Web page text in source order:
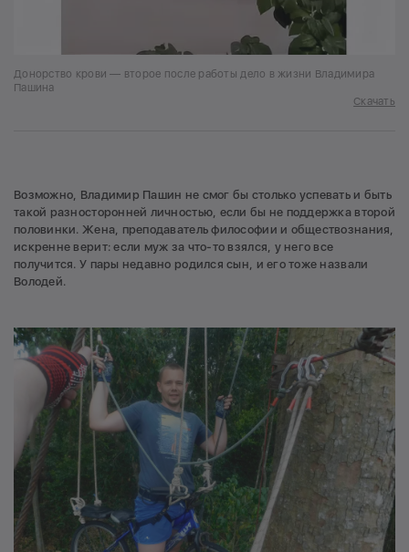
Донорство крови — второе после работы дело в жизни Владимира
Пашина
Скачать
Возможно, Владимир Пашин не смог бы столько успевать и быть
такой разносторонней личностью, если бы не поддержка второй
половинки. Жена, преподаватель философии и обществознания,
искренне верит: если муж за что-то взялся, у него все
получится. У пары недавно родился сын, и его тоже назвали
Володей.